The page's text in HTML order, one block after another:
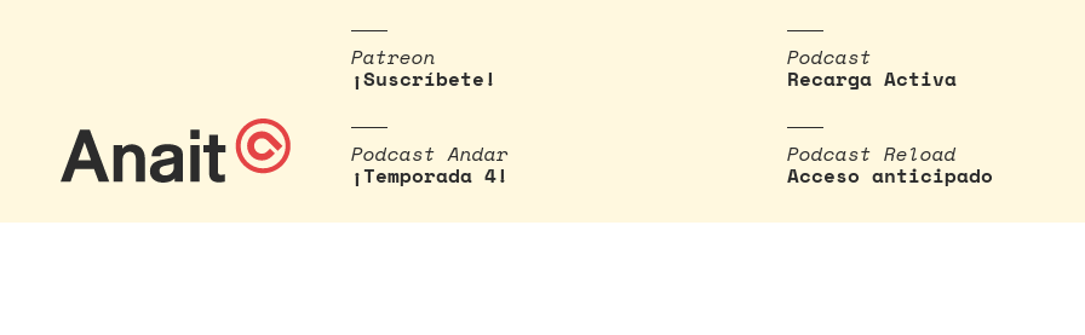
Patreon
¡Suscríbete!
Podcast
Recarga Activa
Podcast Andar
¡Temporada 4!
Podcast Reload
Acceso anticipado